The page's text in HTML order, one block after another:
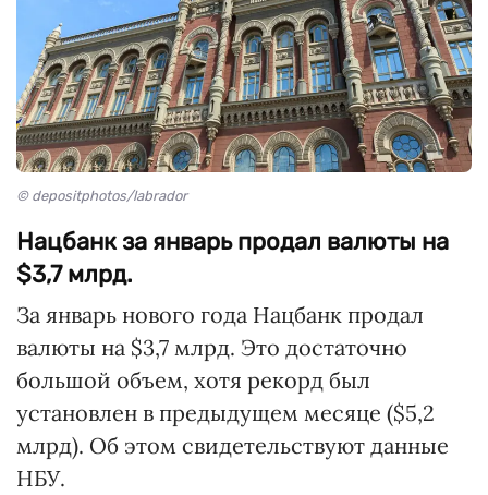
© depositphotos/labrador
Нацбанк за январь продал валюты на
$3,7 млрд.
За январь нового года Нацбанк продал
валюты на $3,7 млрд. Это достаточно
большой объем, хотя рекорд был
установлен в предыдущем месяце ($5,2
млрд). Об этом свидетельствуют данные
НБУ.